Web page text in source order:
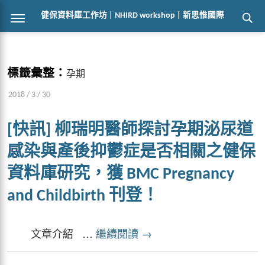
健保資料庫工作坊 | NHIRD workshop | 新思惟國際
標籤彙整： 孕期
2018 / 3 / 30
[快訊] 柳瑞明醫師探討孕期泌尿道
感染與產後抑鬱症是否相關之健保
資料庫研究，獲 BMC Pregnancy
and Childbirth 刊登！
文章介紹 … 繼續閱讀 →